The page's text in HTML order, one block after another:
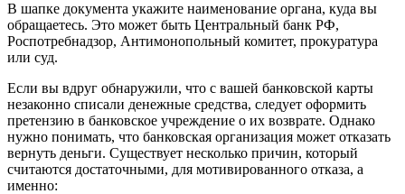
В шапке документа укажите наименование органа, куда вы
обращаетесь. Это может быть Центральный банк РФ,
Роспотребнадзор, Антимонопольный комитет, прокуратура
или суд.
Если вы вдруг обнаружили, что с вашей банковской карты
незаконно списали денежные средства, следует оформить
претензию в банковское учреждение о их возврате. Однако
нужно понимать, что банковская организация может отказать
вернуть деньги. Существует несколько причин, который
считаются достаточными, для мотивированного отказа, а
именно: